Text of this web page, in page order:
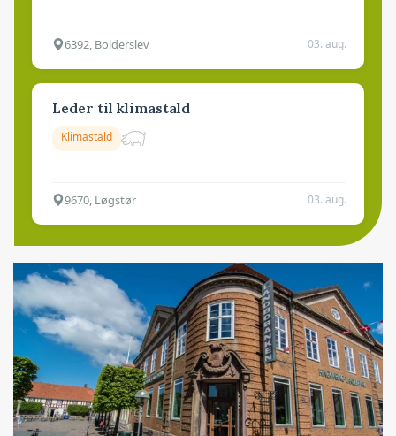
6392, Bolderslev 03. aug.
Leder til klimastald
Klimastald
9670, Løgstør 03. aug.